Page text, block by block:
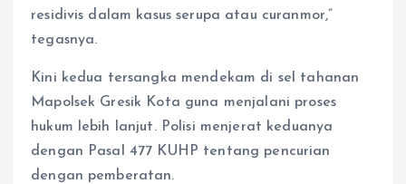
residivis dalam kasus serupa atau curanmor,”
tegasnya.
Kini kedua tersangka mendekam di sel tahanan
Mapolsek Gresik Kota guna menjalani proses
hukum lebih lanjut. Polisi menjerat keduanya
dengan Pasal 477 KUHP tentang pencurian
dengan pemberatan.